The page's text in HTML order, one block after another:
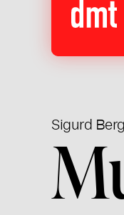
Sigurd Berg